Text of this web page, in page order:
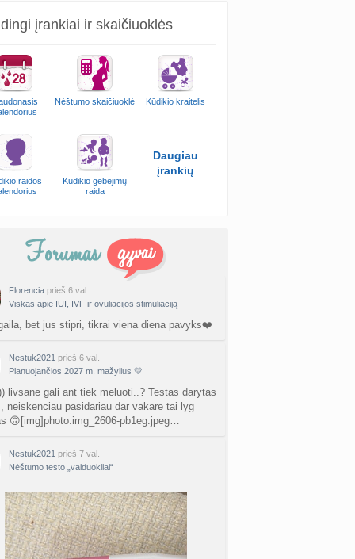
įrankiai ir skaičiuoklės
Nėštumo skaičiuoklė Kūdikio kraitelis
raidos
Kūdikio gebėjimų
raida
Daugiau
įrankių
Florencia prieš 6 val.
Viskas apie IUI, IVF ir ovuliacijos stimuliaciją
bet jus stipri, tikrai viena diena pavyks❤️
Nestuk2021 prieš 6 val.
Planuojančios 2027 m. mažylius 💛
livsane gali ant tiek meluoti..? Testas darytas
neiskenciau pasidariau dar vakare tai lyg
🙃[img]photo:img_2606-pb1eg.jpeg…
Nestuk2021 prieš 7 val.
Nėštumo testo „vaiduokliai“